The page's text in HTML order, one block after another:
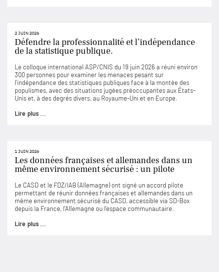
2 JUIN 2026
Défendre la professionnalité et l’indépendance
de la statistique publique.
Le colloque international ASP/CNIS du 19 juin 2026 a réuni environ
300 personnes pour examiner les menaces pesant sur
l’indépendance des statistiques publiques face à la montée des
populismes, avec des situations jugées préoccupantes aux États-
Unis et, à des degrés divers, au Royaume-Uni et en Europe.
Lire plus ...
1 JUIN 2026
Les données françaises et allemandes dans un
même environnement sécurisé : un pilote
Le CASD et le FDZ/IAB (Allemagne) ont signé un accord pilote
permettant de réunir données françaises et allemandes dans un
même environnement sécurisé du CASD, accessible via SD-Box
depuis la France, l’Allemagne ou l’espace communautaire.
Lire plus ...